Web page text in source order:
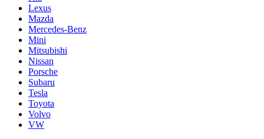
Lexus
Mazda
Mercedes-Benz
Mini
Mitsubishi
Nissan
Porsche
Subaru
Tesla
Toyota
Volvo
VW